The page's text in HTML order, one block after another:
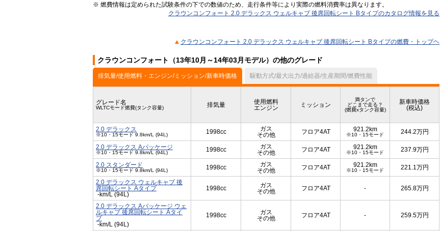
※ 燃費情報は定められた試験条件の下での数値のため、走行条件等により実際の燃料消費率は異なります。
クラウンコンフォート 2.0 デラックス ウェルキャブ 後席回転シート Bタイプのカタログ情報を見る
クラウンコンフォート 2.0 デラックス ウェルキャブ 後席回転シート Bタイプの燃費・トップヘ
クラウンコンフォート（13年10月～14年03月モデル）の他のグレード
排気量/使用燃料・エンジン/ミッション/新車時価格 駆動方式/最大出力/過給器/生産期間/燃費性能
グレード名
WLTCモード燃費(タンク容量) 排気量
使用燃料
エンジン
ミッション
満タンで
どこまで走る？
(燃費xタンク容量)
新車時価格
(税込)
2.0 デラックス
※10・15モード 9.8km/L (94L) 1998cc
ガス
その他
フロア4AT 921.2km
※10・15モード 244.2万円
2.0 デラックス Aパッケージ
※10・15モード 9.8km/L (94L) 1998cc
ガス
その他
フロア4AT 921.2km
※10・15モード 237.9万円
2.0 スタンダード
※10・15モード 9.8km/L (94L) 1998cc
ガス
その他
フロア4AT 921.2km
※10・15モード 221.1万円
2.0 デラックス ウェルキャブ 後
席回転シート Aタイプ
-km/L (94L)
1998cc
ガス
その他
フロア4AT - 265.8万円
2.0 デラックス Aパッケージ ウェ
ルキャブ 後席回転シート Aタイ
プ
-km/L (94L)
1998cc
ガス
その他
フロア4AT - 259.5万円